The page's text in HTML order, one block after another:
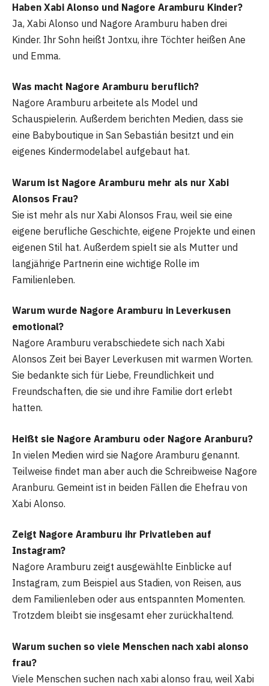
Haben Xabi Alonso und Nagore Aramburu Kinder?
Ja, Xabi Alonso und Nagore Aramburu haben drei
Kinder. Ihr Sohn heißt Jontxu, ihre Töchter heißen Ane
und Emma.
Was macht Nagore Aramburu beruflich?
Nagore Aramburu arbeitete als Model und
Schauspielerin. Außerdem berichten Medien, dass sie
eine Babyboutique in San Sebastián besitzt und ein
eigenes Kindermodelabel aufgebaut hat.
Warum ist Nagore Aramburu mehr als nur Xabi
Alonsos Frau?
Sie ist mehr als nur Xabi Alonsos Frau, weil sie eine
eigene berufliche Geschichte, eigene Projekte und einen
eigenen Stil hat. Außerdem spielt sie als Mutter und
langjährige Partnerin eine wichtige Rolle im
Familienleben.
Warum wurde Nagore Aramburu in Leverkusen
emotional?
Nagore Aramburu verabschiedete sich nach Xabi
Alonsos Zeit bei Bayer Leverkusen mit warmen Worten.
Sie bedankte sich für Liebe, Freundlichkeit und
Freundschaften, die sie und ihre Familie dort erlebt
hatten.
Heißt sie Nagore Aramburu oder Nagore Aranburu?
In vielen Medien wird sie Nagore Aramburu genannt.
Teilweise findet man aber auch die Schreibweise Nagore
Aranburu. Gemeint ist in beiden Fällen die Ehefrau von
Xabi Alonso.
Zeigt Nagore Aramburu ihr Privatleben auf
Instagram?
Nagore Aramburu zeigt ausgewählte Einblicke auf
Instagram, zum Beispiel aus Stadien, von Reisen, aus
dem Familienleben oder aus entspannten Momenten.
Trotzdem bleibt sie insgesamt eher zurückhaltend.
Warum suchen so viele Menschen nach xabi alonso
frau?
Viele Menschen suchen nach xabi alonso frau, weil Xabi